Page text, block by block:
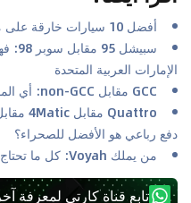
أفضل 10 سيارات خارقة على مر التاريخ
الإمارات العربية المتحدة
GCC مقابل non-GCC: أي المواصفات أفضل؟
دفع رباعي هو الأفضل للصحراء؟
من يملك Voyah: كل ما تحتاج إلى معرفته عن Voyah
تابع قناة كارتي لمعرفة